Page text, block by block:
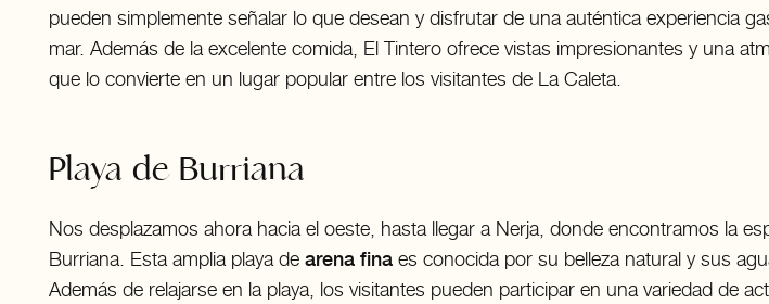
pueden simplemente señalar lo que desean y disfrutar de una auténtica experiencia
mar. Además de la excelente comida, El Tintero ofrece vistas impresionantes y una
que lo convierte en un lugar popular entre los visitantes de La Caleta.
Playa de Burriana
Nos desplazamos ahora hacia el oeste, hasta llegar a Nerja, donde encontramos la
Burriana. Esta amplia playa de arena fina es conocida por su belleza natural y sus
Además de relajarse en la playa, los visitantes pueden participar en una variedad de